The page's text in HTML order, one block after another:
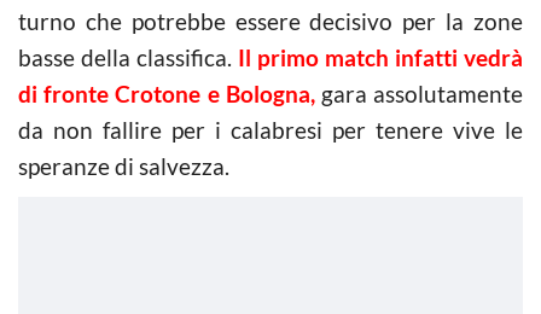
turno che potrebbe essere decisivo per la zone
basse della classifica. Il primo match infatti vedrà
di fronte Crotone e Bologna,gara assolutamente
da non fallire per i calabresi per tenere vive le
speranze di salvezza.